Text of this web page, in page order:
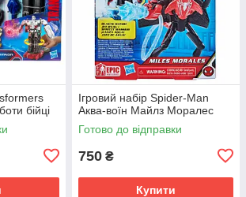
бійці
Ігровий набір Spider-Man
Аква-воїн Майлз Моралес
Готово до відправки
750 ₴
Купити